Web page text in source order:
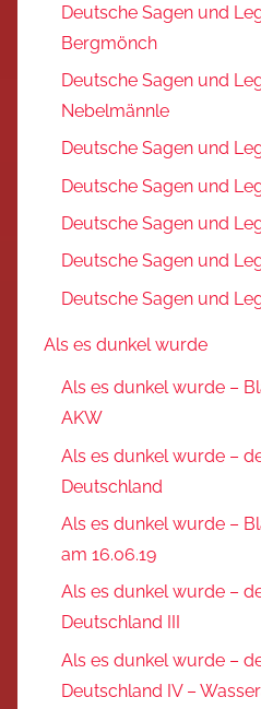
Deutsche Sagen und
Bergmönch
Deutsche Sagen und
Nebelmännle
Deutsche Sagen und
Deutsche Sagen und
Deutsche Sagen und
Deutsche Sagen und
Deutsche Sagen und
Als es dunkel wurde
Als es dunkel wurde –
AKW
Als es dunkel wurde –
Deutschland
Als es dunkel wurde –
am 16.06.19
Als es dunkel wurde –
Deutschland III
Als es dunkel wurde –
Deutschland IV –